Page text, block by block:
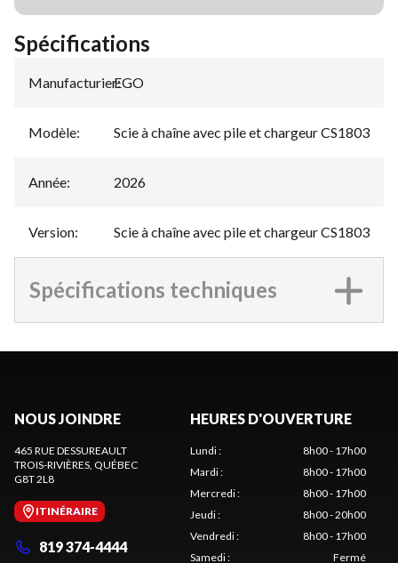
Spécifications
Manufacturier:
EGO
Modèle: Scie à chaîne avec pile et chargeur CS1803
Année: 2026
Version: Scie à chaîne avec pile et chargeur CS1803
Spécifications techniques
NOUS JOINDRE
465 RUE DESSUREAULT
TROIS-RIVIÈRES, QUÉBEC
G8T 2L8
ITINÉRAIRE
819 374-4444
HEURES D'OUVERTURE
Lundi:
8h00 - 17h00
Mardi:
8h00 - 17h00
Mercredi:
8h00 - 17h00
Jeudi:
8h00 - 20h00
Vendredi:
8h00 - 17h00
Samedi: Fermé